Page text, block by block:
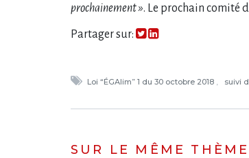
prochainement ». Le prochain comité
Partager sur:
Loi “ÉGAlim” 1 du 30 octobre 2018 suivi
SUR LE MÊME THÈME